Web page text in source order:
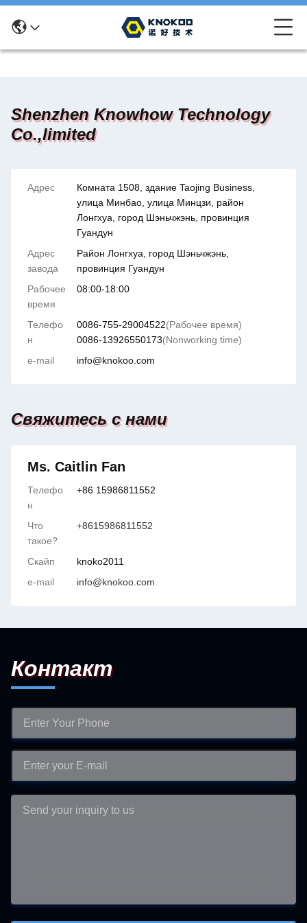
Shenzhen Knowhow Technology
Co.,limited
Адрес
Комната 1508, здание Taojing Business,
улица Минбао, улица Минцзи, район
Лонгхуа, город Шэньчжэнь, провинция
Гуандун
Адрес
завода
Район Лонгхуа, город Шэньчжэнь,
провинция Гуандун
Рабочее
время
08:00-18:00
Телефо
н
0086-755-29004522(Рабочее время)
0086-13926550173(Nonworking time)
e-mail
info@knokoo.com
Свяжитесь с нами
Ms. Caitlin Fan
Телефо
н
+86 15986811552
Что
такое?
+8615986811552
Скайп
knoko2011
e-mail
info@knokoo.com
Контакт